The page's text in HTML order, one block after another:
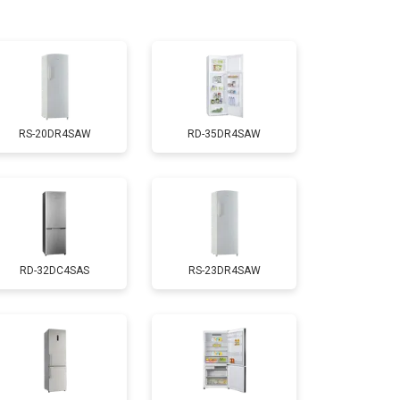
Заказать
1700 ₽ Заказать
Заказать
1700 ₽ Заказать
4750 ₽ Заказать
RS-20DR4SAW RD-35DR4SAW
RD-32DC4SAS RS-23DR4SAW